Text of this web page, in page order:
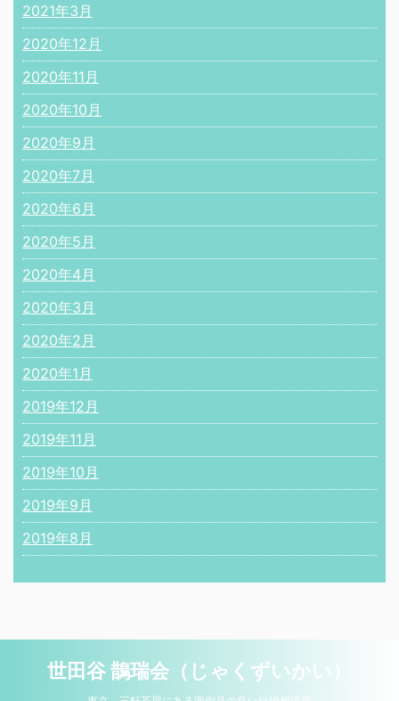
2021年3月
2020年12月
2020年11月
2020年10月
2020年9月
2020年7月
2020年6月
2020年5月
2020年4月
2020年3月
2020年2月
2020年1月
2019年12月
2019年11月
2019年10月
2019年9月
2019年8月
世田谷 鵲瑞会（じゃくずいかい）